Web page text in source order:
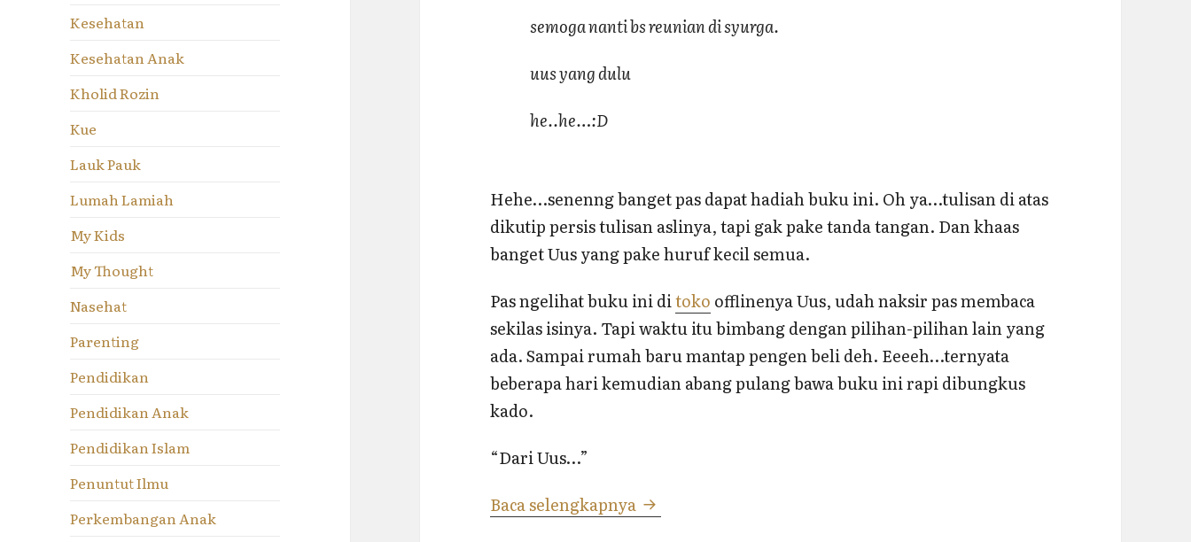
Kesehatan
Kesehatan Anak
Kholid Rozin
Kue
Lauk Pauk
Lumah Lamiah
My Kids
My Thought
Nasehat
Parenting
Pendidikan
Pendidikan Anak
Pendidikan Islam
Penuntut Ilmu
Perkembangan Anak
semoga nanti bs reunian di syurga.
uus yang dulu
he..he…:D
Hehe…senenng banget pas dapat hadiah buku ini. Oh ya…tulisan di atas
dikutip persis tulisan aslinya, tapi gak pake tanda tangan. Dan khaas
banget Uus yang pake huruf kecil semua.
Pas ngelihat buku ini ditoko offlinenya Uus, udah naksir pas membaca
sekilas isinya. Tapi waktu itu bimbang dengan pilihan-pilihan lain yang
ada. Sampai rumah baru mantap pengen beli deh. Eeeeh…ternyata
beberapa hari kemudian abang pulang bawa buku ini rapi dibungkus
kado.
“Dari Uus…”
Baca selengkapnya Nikmatilah Hidup Anda